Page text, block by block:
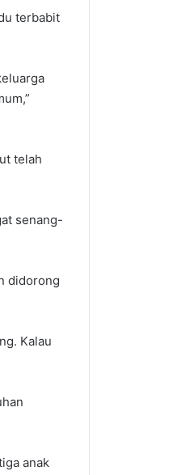
terbabit
telah
senang-
didorong
Kalau
anak